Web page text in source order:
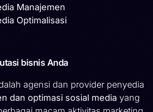
Manajemen
Optimalisasi
bisnis Anda
agensi dan provider penyedia
dan optimasi sosial media yang